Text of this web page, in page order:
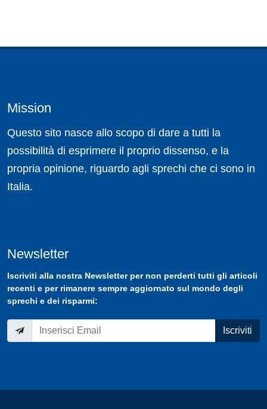
Mission
Questo sito nasce allo scopo di dare a tutti la
possibilità di esprimere il proprio dissenso, e la
propria opinione, riguardo agli sprechi che ci sono in
Italia.
Newsletter
Iscriviti alla nostra Newsletterper non perderti tutti gli articoli
recenti e per rimanere sempre aggiornato sul mondo degli
sprechi e dei risparmi:
Iscriviti